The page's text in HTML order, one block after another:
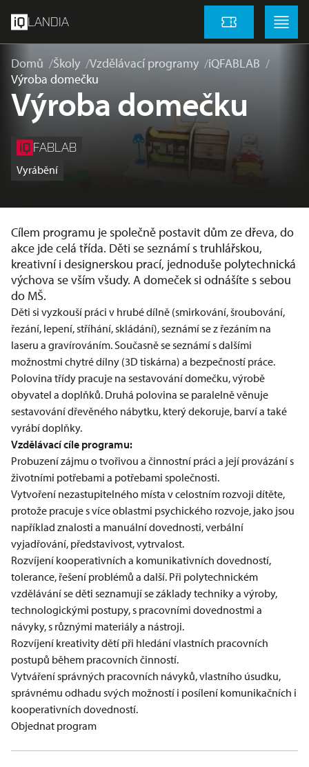
LANDIA Vstupenky
Menu
Domů Školy Vzdělávací programy
iQFABLAB
Výroba domečku
Výroba domečku
FABLAB
Vyrábění
Cílem programu je společně postavit dům ze dřeva, do
akce jde celá třída. Děti se seznámí s truhlářskou,
kreativní i designerskou prací, jednoduše polytechnická
výchova se vším všudy. A domeček si odnášíte s sebou
do MŠ.
Děti si vyzkouší práci v hrubé dílně (smirkování, šroubování,
řezání, lepení, stříhání, skládání), seznámí se z řezáním na
laseru a gravírováním. Současně se seznámí s dalšími
možnostmi chytré dílny (3D tiskárna) a bezpečností práce.
Polovina třídy pracuje na sestavování domečku, výrobě
obyvatel a doplňků. Druhá polovina se paralelně věnuje
sestavování dřevěného nábytku, který dekoruje, barví a také
vyrábí doplňky.
Vzdělávací cíle programu:
Probuzení zájmu o tvořivou a činnostní práci a její provázání s
životními potřebami a potřebami společnosti.
Vytvoření nezastupitelného místa v celostním rozvoji dítěte,
protože pracuje s více oblastmi psychického rozvoje, jako jsou
například znalosti a manuální dovednosti, verbální
vyjadřování, představivost, vytrvalost.
Rozvíjení kooperativních a komunikativních dovedností,
tolerance, řešení problémů a další. Při polytechnickém
vzdělávání se děti seznamují se základy techniky a výroby,
technologickými postupy, s pracovními dovednostmi a
návyky, s různými materiály a nástroji.
Rozvíjení kreativity dětí při hledání vlastních pracovních
postupů během pracovních činností.
Vytváření správných pracovních návyků, vlastního úsudku,
správnému odhadu svých možností i posílení komunikačních i
kooperativních dovedností.
Objednat program